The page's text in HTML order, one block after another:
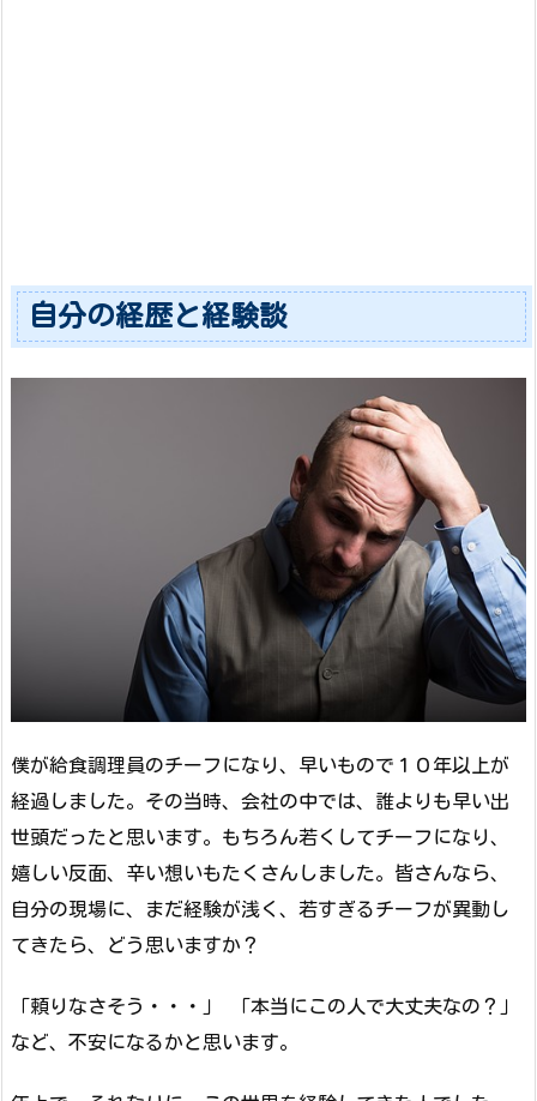
自分の経歴と経験談
僕が給食調理員のチーフになり、早いもので１０年以上が
経過しました。その当時、会社の中では、誰よりも早い出
世頭だったと思います。もちろん若くしてチーフになり、
嬉しい反面、辛い想いもたくさんしました。皆さんなら、
自分の現場に、まだ経験が浅く、若すぎるチーフが異動し
てきたら、どう思いますか？
「頼りなさそう・・・」 「本当にこの人で大丈夫なの？」
など、不安になるかと思います。